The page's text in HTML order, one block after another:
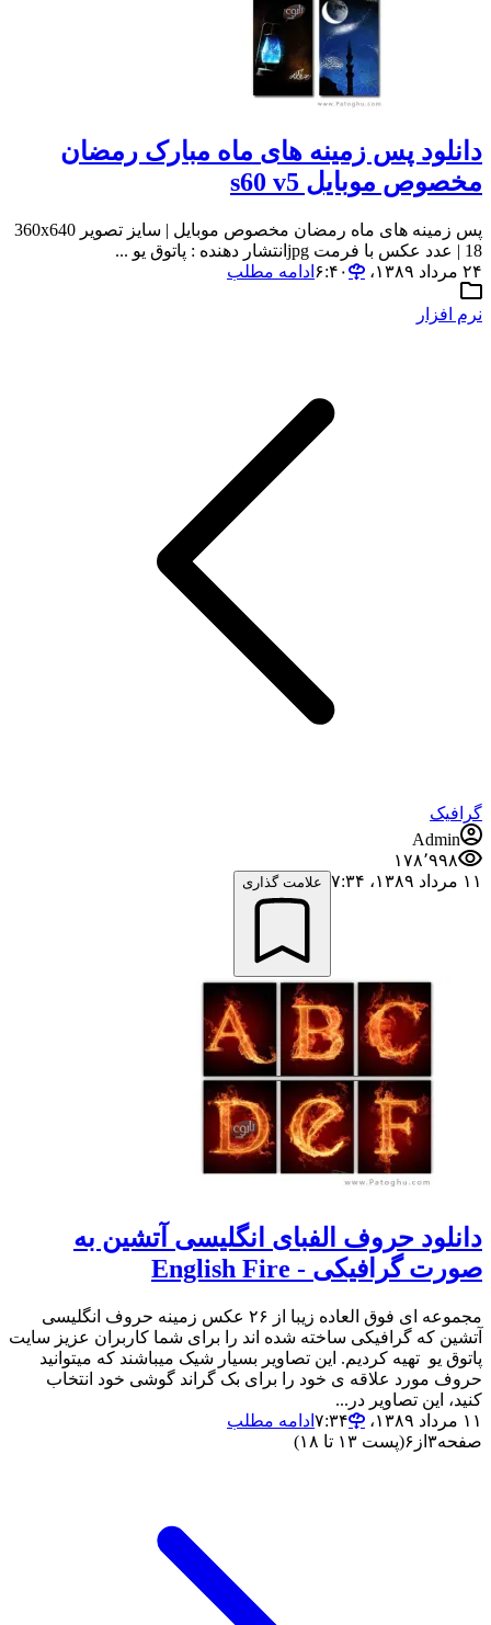
دانلود پس زمینه های ماه مبارک رمضان
مخصوص موبایل s60 v5
پس زمینه های ماه رمضان مخصوص موبایل | سایز تصویر 360x640
| 18 عدد عکس با فرمت jpgانتشار دهنده : پاتوق یو ...
۲۴ مرداد ۱۳۸۹،‏ ۶:۴۰
ادامه مطلب
نرم افزار
گرافیک
Admin
۱۷۸٬۹۹۸
۱۱ مرداد ۱۳۸۹،‏ ۷:۳۴
علامت گذاری
دانلود حروف الفبای انگلیسی آتشین به
صورت گرافیکی - English Fire
مجموعه ای فوق العاده زیبا از ۲۶ عکس زمینه حروف انگلیسی
آتشین که گرافیکی ساخته شده اند را برای شما کاربران عزیز سایت
پاتوق یو تهیه کردیم. این تصاویر بسیار شیک میباشند که میتوانید
حروف مورد علاقه ی خود را برای بک گراند گوشی خود انتخاب
کنید، این تصاویر در...
۱۱ مرداد ۱۳۸۹،‏ ۷:۳۴
ادامه مطلب
صفحه۳ از ۶(پست ۱۳ تا ۱۸)